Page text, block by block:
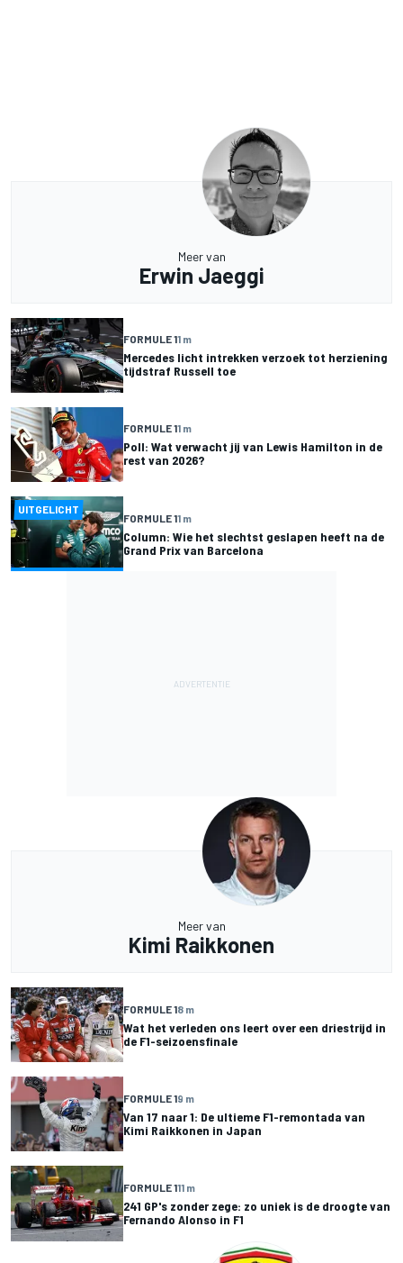
Meer van
Erwin Jaeggi
FORMULE 11 m
Mercedes licht intrekken verzoek tot herziening
tijdstraf Russell toe
FORMULE 11 m
Poll: Wat verwacht jij van Lewis Hamilton in de
rest van 2026?
UITGELICHT
FORMULE 11 m
Column: Wie het slechtst geslapen heeft na de
Grand Prix van Barcelona
Meer van
Kimi Raikkonen
FORMULE 18 m
Wat het verleden ons leert over een driestrijd in
de F1-seizoensfinale
FORMULE 19 m
Van 17 naar 1: De ultieme F1-remontada van
Kimi Raikkonen in Japan
FORMULE 111 m
241 GP's zonder zege: zo uniek is de droogte van
Fernando Alonso in F1